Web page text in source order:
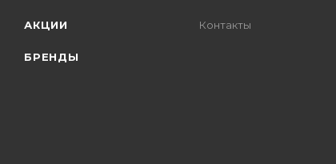
АКЦИИ
БРЕНДЫ
Контакты